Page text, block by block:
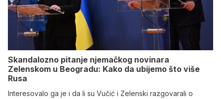
Skandalozno pitanje njemačkog novinara
Zelenskom u Beogradu: Kako da ubijemo što više
Rusa
Interesovalo ga je i da li su Vučić i Zelenski razgovarali o